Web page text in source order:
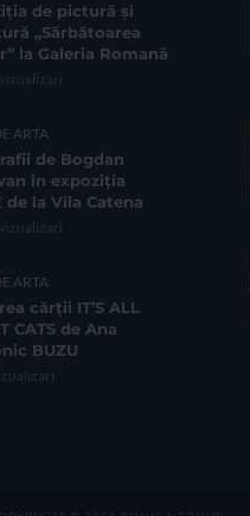
de pictură și
„Sărbătoarea
la Galeria Romană
ARTA
de Bogdan
în expoziția
de la Vila Catena
ARTA
cărții IT’S ALL
CATS de Ana
BUZU